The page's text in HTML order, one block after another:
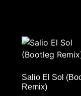
Salio El Sol
Remix)